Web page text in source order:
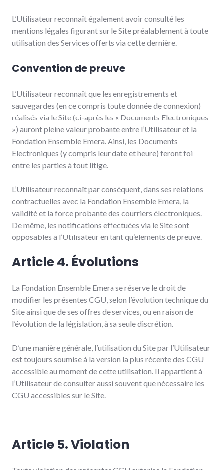
L’Utilisateur reconnaît également avoir consulté les
mentions légales figurant sur le Site préalablement à toute
utilisation des Services offerts via cette dernière.
Convention de preuve
L’Utilisateur reconnaît que les enregistrements et
sauvegardes (en ce compris toute donnée de connexion)
réalisés via le Site (ci-après les « Documents Electroniques
») auront pleine valeur probante entre l’Utilisateur et la
Fondation Ensemble Emera. Ainsi, les Documents
Electroniques (y compris leur date et heure) feront foi
entre les parties à tout litige.
L’Utilisateur reconnaît par conséquent, dans ses relations
contractuelles avec la Fondation Ensemble Emera, la
validité et la force probante des courriers électroniques.
De même, les notifications effectuées via le Site sont
opposables à l’Utilisateur en tant qu’éléments de preuve.
Article 4. Évolutions
La Fondation Ensemble Emera se réserve le droit de
modifier les présentes CGU, selon l’évolution technique du
Site ainsi que de ses offres de services, ou en raison de
l’évolution de la législation, à sa seule discrétion.
D’une manière générale, l’utilisation du Site par l’Utilisateur
est toujours soumise à la version la plus récente des CGU
accessible au moment de cette utilisation. Il appartient à
l’Utilisateur de consulter aussi souvent que nécessaire les
CGU accessibles sur le Site.
Article 5.Violation